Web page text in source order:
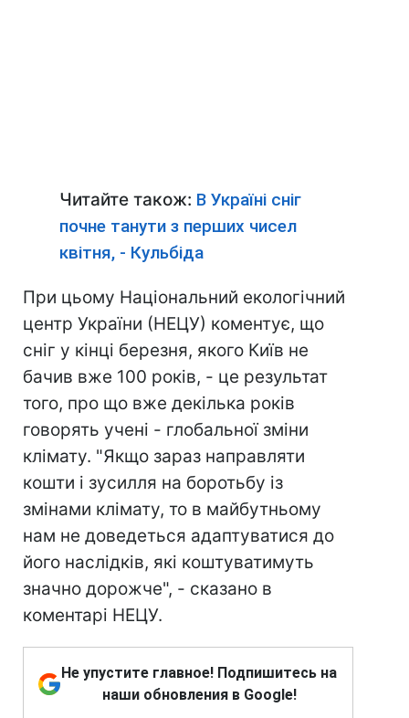
Читайте також: В Україні сніг
почне танути з перших чисел
квітня, - Кульбіда
При цьому Національний екологічний
центр України (НЕЦУ) коментує, що
сніг у кінці березня, якого Київ не
бачив вже 100 років, - це результат
того, про що вже декілька років
говорять учені - глобальної зміни
клімату. "Якщо зараз направляти
кошти і зусилля на боротьбу із
змінами клімату, то в майбутньому
нам не доведеться адаптуватися до
його наслідків, які коштуватимуть
значно дорожче", - сказано в
коментарі НЕЦУ.
Не упустите главное! Подпишитесь на
наши обновления в Google!